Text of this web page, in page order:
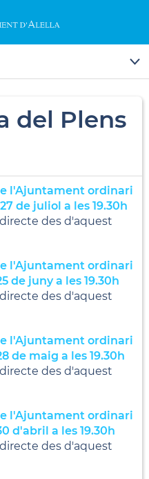
del Plens
l'Ajuntament ordinari
de juliol a les 19.30h
des d'aquest
l'Ajuntament ordinari
de juny a les 19.30h
des d'aquest
l'Ajuntament ordinari
de maig a les 19.30h
des d'aquest
l'Ajuntament ordinari
d'abril a les 19.30h
des d'aquest